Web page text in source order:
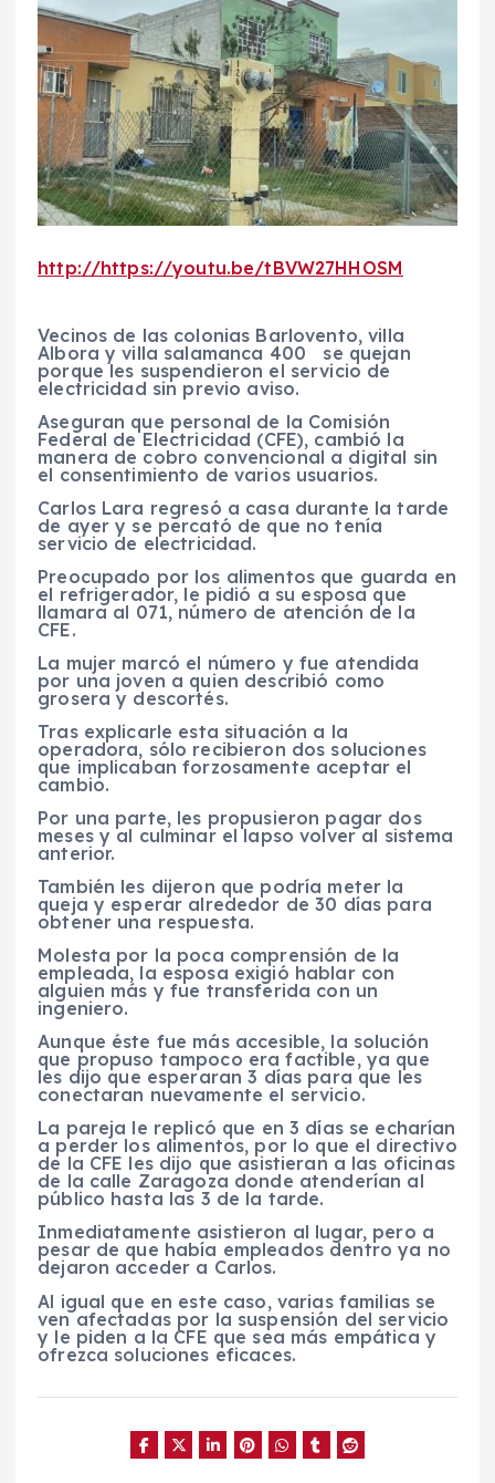
http://https://youtu.be/tBVW27HHOSM
Vecinos de las colonias Barlovento, villa
Albora y villa salamanca 400 se quejan
porque les suspendieron el servicio de
electricidad sin previo aviso.
Aseguran que personal de la Comisión
Federal de Electricidad (CFE), cambió la
manera de cobro convencional a digital sin
el consentimiento de varios usuarios.
Carlos Lara regresó a casa durante la tarde
de ayer y se percató de que no tenía
servicio de electricidad.
Preocupado por los alimentos que guarda en
el refrigerador, le pidió a su esposa que
llamara al 071, número de atención de la
CFE.
La mujer marcó el número y fue atendida
por una joven a quien describió como
grosera y descortés.
Tras explicarle esta situación a la
operadora, sólo recibieron dos soluciones
que implicaban forzosamente aceptar el
cambio.
Por una parte, les propusieron pagar dos
meses y al culminar el lapso volver al sistema
anterior.
También les dijeron que podría meter la
queja y esperar alrededor de 30 días para
obtener una respuesta.
Molesta por la poca comprensión de la
empleada, la esposa exigió hablar con
alguien más y fue transferida con un
ingeniero.
Aunque éste fue más accesible, la solución
que propuso tampoco era factible, ya que
les dijo que esperaran 3 días para que les
conectaran nuevamente el servicio.
La pareja le replicó que en 3 días se echarían
a perder los alimentos, por lo que el directivo
de la CFE les dijo que asistieran a las oficinas
de la calle Zaragoza donde atenderían al
público hasta las 3 de la tarde.
Inmediatamente asistieron al lugar, pero a
pesar de que había empleados dentro ya no
dejaron acceder a Carlos.
Al igual que en este caso, varias familias se
ven afectadas por la suspensión del servicio
y le piden a la CFE que sea más empática y
ofrezca soluciones eficaces.